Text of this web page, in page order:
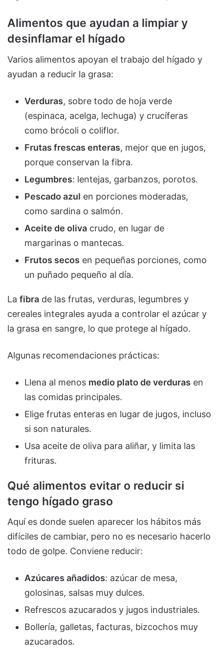
Alimentos que ayudan a limpiar y
desinflamar el hígado
Varios alimentos apoyan el trabajo del hígado y
ayudan a reducir la grasa:
Verduras, sobre todo de hoja verde
(espinaca, acelga, lechuga) y crucíferas
como brócoli o coliflor.
Frutas frescas enteras, mejor que en jugos,
porque conservan la fibra.
Legumbres: lentejas, garbanzos, porotos.
Pescado azul en porciones moderadas,
como sardina o salmón.
Aceite de oliva crudo, en lugar de
margarinas o mantecas.
Frutos secos en pequeñas porciones, como
un puñado pequeño al día.
La fibra de las frutas, verduras, legumbres y
cereales integrales ayuda a controlar el azúcar y
la grasa en sangre, lo que protege al hígado.
Algunas recomendaciones prácticas:
Llena al menos medio plato de verduras en
las comidas principales.
Elige frutas enteras en lugar de jugos, incluso
si son naturales.
Usa aceite de oliva para aliñar, y limita las
frituras.
Qué alimentos evitar o reducir si
tengo hígado graso
Aquí es donde suelen aparecer los hábitos más
difíciles de cambiar, pero no es necesario hacerlo
todo de golpe. Conviene reducir:
Azúcares añadidos: azúcar de mesa,
golosinas, salsas muy dulces.
Refrescos azucarados y jugos industriales.
Bollería, galletas, facturas, bizcochos muy
azucarados.